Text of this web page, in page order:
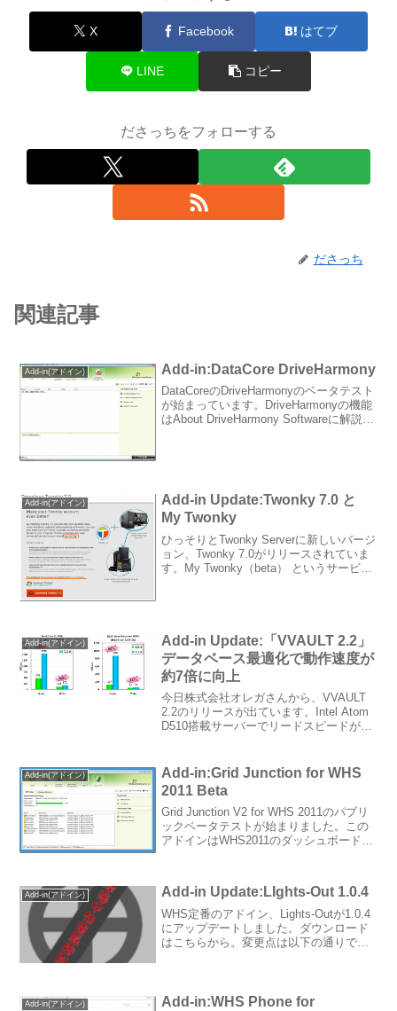
X Facebook はてブ
LINE コピー
ださっちをフォローする
ださっち
関連記事
Add-in(アドイン) Add-in:DataCore DriveHarmony
DataCoreのDriveHarmonyのベータテスト
が始まっています。DriveHarmonyの機能
はAbout DriveHarmony Softwareに解説さ
Add-in(アドイン)
Add-in Update:Twonky 7.0 と
My Twonky
ひっそりとTwonky Serverに新しいバージ
ョン、Twonky 7.0がリリースされていま
す。My Twonky（beta） というサービス
Add-in(アドイン)
Add-in Update:「VVAULT 2.2」
データベース最適化で動作速度が
約7倍に向上
今日株式会社オレガさんから、VVAULT
2.2のリリースが出ています。Intel Atom
D510搭載サーバーでリードスピードが約
すが、WHS2011搭載...
Add-in(アドイン)
Add-in:Grid Junction for WHS
2011 Beta
Grid Junction V2 for WHS 2011のパブリ
ックベータテストが始まりました。この
アドインはWHS2011のダッシュボードか
用のアドイ...
Add-in(アドイン) Add-in Update:LIghts-Out 1.0.4
WHS定番のアドイン、Lights-Outが1.0.4
にアップデートしました。ダウンロード
はこちらから。変更点は以下の通りで
Add-in(アドイン)
Add-in:WHS Phone for